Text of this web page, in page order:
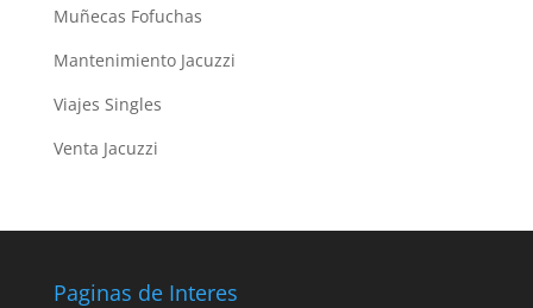
Muñecas Fofuchas
Mantenimiento Jacuzzi
Viajes Singles
Venta Jacuzzi
Paginas de Interes